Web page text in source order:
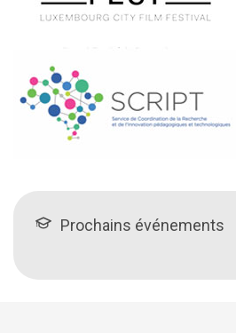
Prochains événements